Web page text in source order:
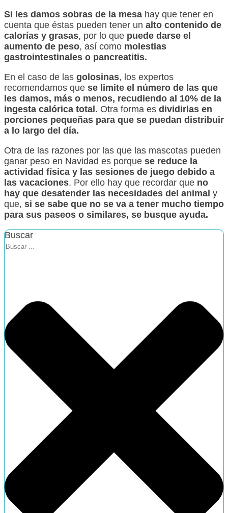
Si les damos sobras de la mesa hay que tener en
cuenta que éstas pueden tener un alto contenido de
calorías y grasas, por lo que puede darse el
aumento de peso, así como molestias
gastrointestinales o pancreatitis.
En el caso de las golosinas, los expertos
recomendamos que se limite el número de las que
les damos, más o menos, recudiendo al 10% de la
ingesta calórica total. Otra forma es dividirlas en
porciones pequeñas para que se puedan distribuir
a lo largo del día.
Otra de las razones por las que las mascotas pueden
ganar peso en Navidad es porque se reduce la
actividad física y las sesiones de juego debido a
las vacaciones. Por ello hay que recordar que no
hay que desatender las necesidades del animal y
que, si se sabe que no se va a tener mucho tiempo
para sus paseos o similares, se busque ayuda.
Buscar